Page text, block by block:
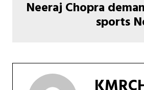
Neeraj Chopra
sports